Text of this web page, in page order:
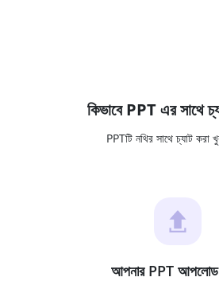
কিভাবে PPT এর সাথে
PPTটি নথির সাথে চ্যাট করা
আপনার PPT